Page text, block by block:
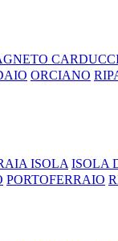
ORCIANO
ISOLA ISOLA
PORTOFERRAIO